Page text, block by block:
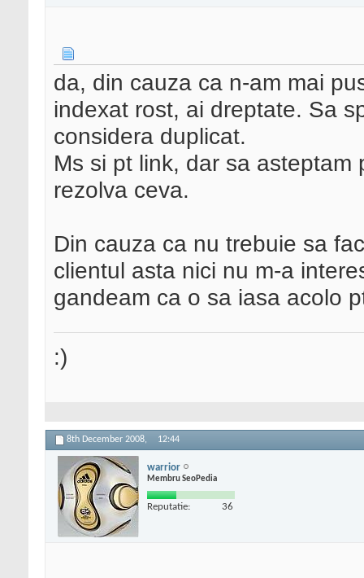
da, din cauza ca n-am mai
indexat rost, ai dreptate. Sa
considera duplicat.
Ms si pt link, dar sa
rezolva ceva.
Din cauza ca nu trebuie sa
clientul asta nici nu m-a
gandeam ca o sa iasa acolo
:)
8th December 2008, 12:44
warrior
Membru SeoPedia
Reputatie: 36